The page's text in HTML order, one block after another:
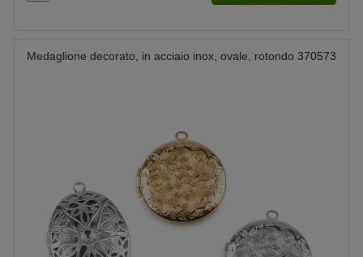
Medaglione decorato, in acciaio inox, ovale, rotondo 370573